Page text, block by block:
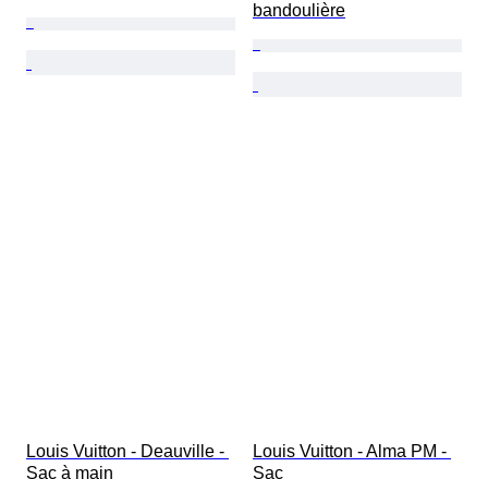
bandoulière
Louis Vuitton - Deauville -
Sac à main
Louis Vuitton - Alma PM -
Sac